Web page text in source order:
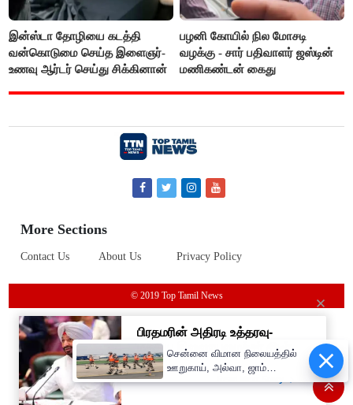
இன்ஸ்டா தோழியை கடத்தி
வன்கொடுமை செய்த இளைஞர்-
உணவு ஆர்டர் செய்து சிக்கினான்
பழனி கோயில் நில மோசடி
வழக்கு - சார் பதிவாளர் ஜஸ்டின்
மணிகண்டன் கைது
More Sections
Contact Us About Us Privacy Policy
© 2019 Top Tamil News
சென்னை விமான நிலையத்தில்
ஊறுகாய், அல்வா, ஜாம்
எடுத்து செல்ல தடை!